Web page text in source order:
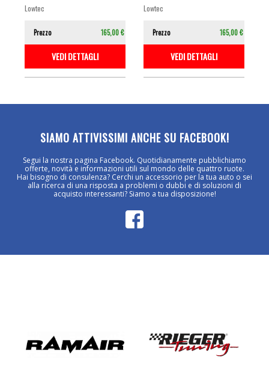
lowtec
Prezzo 165,00 €
VEDI DETTAGLI
lowtec
Prezzo 165,00 €
VEDI DETTAGLI
SIAMO ATTIVISSIMI ANCHE SU FACEBOOK!
Segui la nostra pagina Facebook. Quotidianamente pubblichiamo
offerte, novità e informazioni utili sul mondo delle quattro ruote.
Hai bisogno di consulenza? Cerchi un accessorio per la tua auto o sei
alla ricerca di una risposta a problemi o dubbi e di soluzioni di
acquisto interessanti? Siamo a tua disposizione!